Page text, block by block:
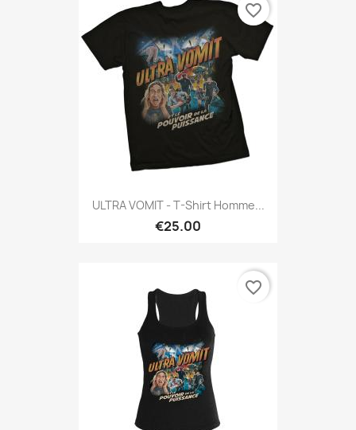
ULTRA VOMIT - T-Shirt Homme...
€25.00
favorite_border
favorite_border